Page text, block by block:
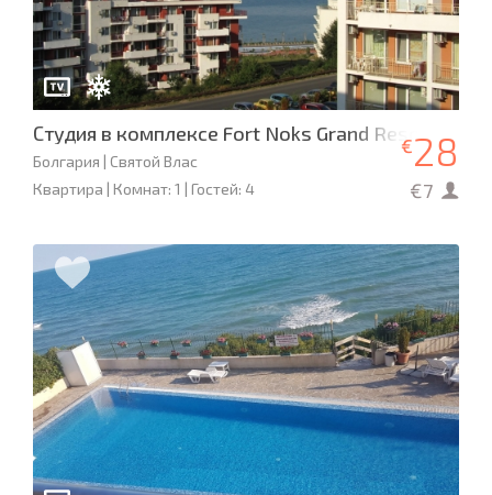
Студия в комплексе Fort Noks Grand Resort
Болгария | Святой Влас
Квартира | Комнат: 1 | Гостей: 4
€28
€7